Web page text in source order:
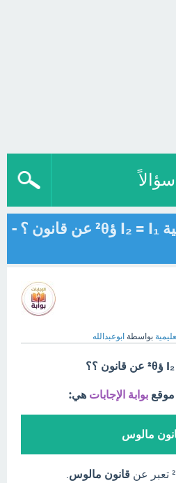
تعبر الصيغة الرياضية I₂ = I₁ ؤ²θ عن قانون ؟ -
بواسطة ابوعبدالله
موقع بوابة الإجابات هي:
مالوس
قانون مالوس